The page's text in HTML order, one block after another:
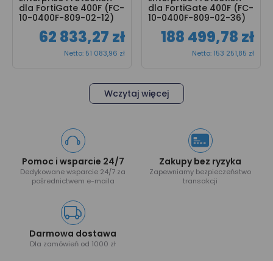
dla FortiGate 400F (FC-
10-0400F-809-02-12)
62 833,27 zł
Netto: 51 083,96 zł
dla FortiGate 400F (FC-
10-0400F-809-02-36)
188 499,78 zł
Netto: 153 251,85 zł
Wczytaj więcej
Pomoc i wsparcie 24/7
Dedykowane wsparcie 24/7 za
pośrednictwem e-maila
Zakupy bez ryzyka
Zapewniamy bezpieczeństwo
transakcji
Darmowa dostawa
Dla zamówień od 1000 zł